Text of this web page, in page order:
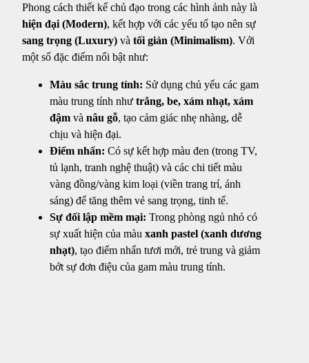
Phong cách thiết kế chủ đạo trong các hình ảnh này là
hiện đại (Modern), kết hợp với các yếu tố tạo nên sự
sang trọng (Luxury) và tối giản (Minimalism). Với
một số đặc điểm nổi bật như:
Màu sắc trung tính: Sử dụng chủ yếu các gam
màu trung tính như trắng, be, xám nhạt, xám
đậm và nâu gỗ, tạo cảm giác nhẹ nhàng, dễ
chịu và hiện đại.
Điểm nhấn: Có sự kết hợp màu đen (trong TV,
tủ lạnh, tranh nghệ thuật) và các chi tiết màu
vàng đồng/vàng kim loại (viền trang trí, ánh
sáng) để tăng thêm vẻ sang trọng, tinh tế.
Sự đối lập mềm mại: Trong phòng ngủ nhỏ có
sự xuất hiện của màu xanh pastel (xanh dương
nhạt), tạo điểm nhấn tươi mới, trẻ trung và giảm
bớt sự đơn điệu của gam màu trung tính.